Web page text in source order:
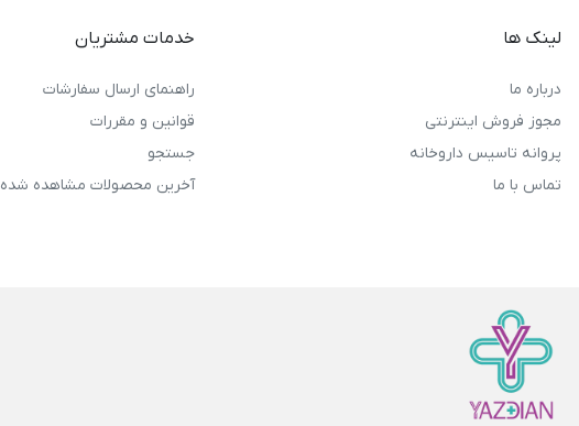
لینک ها
درباره ما
مجوز فروش اینترنتی
پروانه تاسیس داروخانه
تماس با ما
خدمات مشتریان
راهنمای ارسال سفارشات
قوانین و مقررات
جستجو
آخرین محصولات مشاهده شده